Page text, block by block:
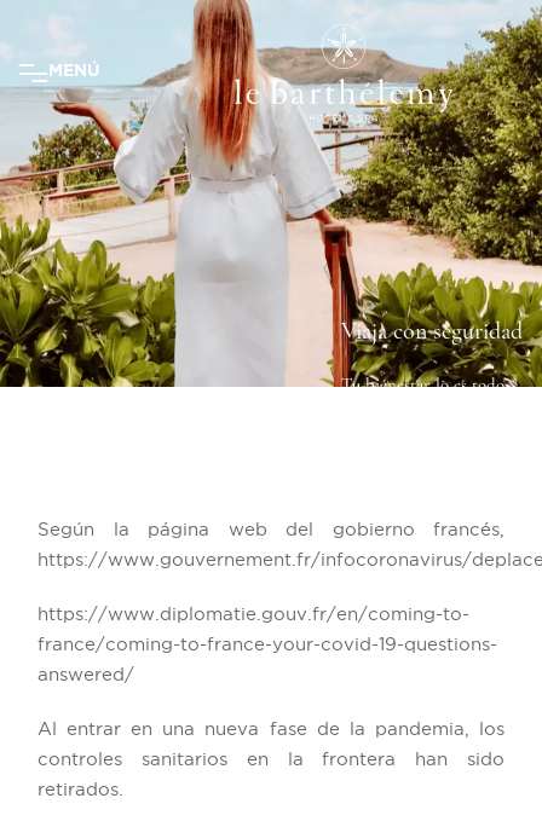
MENÚ
Viaja con seguridad
Tu bienestar lo es todo
Covid-19 en St Barts |
Según la página web del gobierno francés,
https://www.gouvernement.fr/infocoronavirus/
https://www.diplomatie.gouv.fr/en/coming-to-
france/coming-to-france-your-covid-19-questions-
answered/
Al entrar en una nueva fase de la pandemia, los
controles sanitarios en la frontera han sido
retirados.